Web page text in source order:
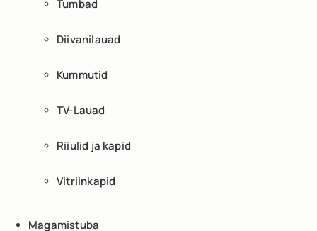
Tumbad
Diivanilauad
Kummutid
TV-Lauad
Riiulid ja kapid
Vitriinkapid
Magamistuba